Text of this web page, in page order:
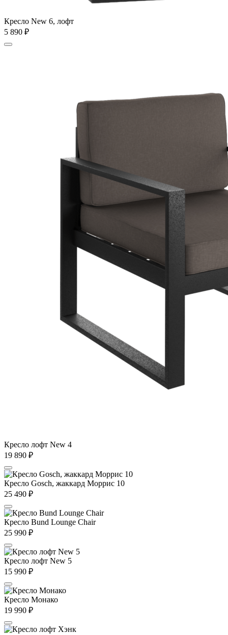
Кресло New 6, лофт
5 890 ₽
Кресло лофт New 4
19 890 ₽
Кресло Gosch, жаккард Моррис 10
25 490 ₽
Кресло Bund Lounge Chair
25 990 ₽
Кресло лофт New 5
15 990 ₽
Кресло Монако
19 990 ₽